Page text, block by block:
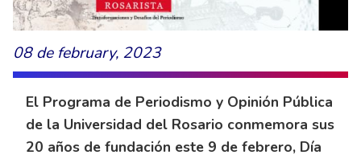
08 de february, 2023
El Programa de Periodismo y Opinión Pública
de la Universidad del Rosario conmemora sus
20 años de fundación este 9 de febrero, Día